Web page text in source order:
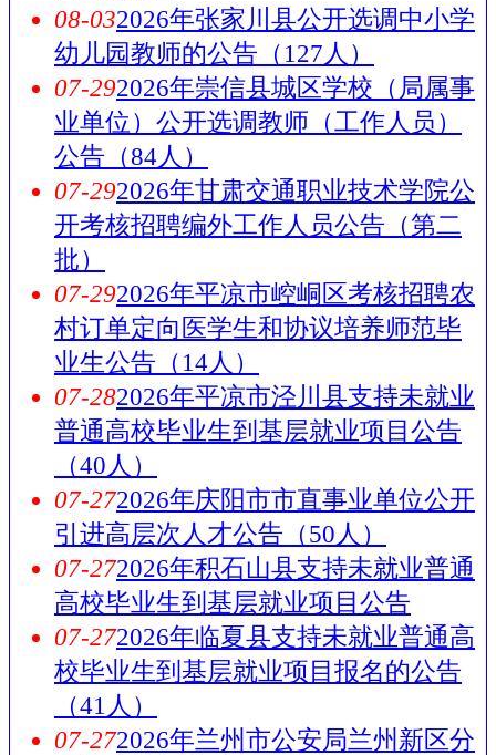
08-032026年张家川县公开选调中小学
幼儿园教师的公告（127人）
07-292026年崇信县城区学校（局属事
业单位）公开选调教师（工作人员）
公告（84人）
07-292026年甘肃交通职业技术学院公
开考核招聘编外工作人员公告（第二
批）
07-292026年平凉市崆峒区考核招聘农
村订单定向医学生和协议培养师范毕
业生公告（14人）
07-282026年平凉市泾川县支持未就业
普通高校毕业生到基层就业项目公告
（40人）
07-272026年庆阳市市直事业单位公开
引进高层次人才公告（50人）
07-272026年积石山县支持未就业普通
高校毕业生到基层就业项目公告
07-272026年临夏县支持未就业普通高
校毕业生到基层就业项目报名的公告
（41人）
07-272026年兰州市公安局兰州新区分